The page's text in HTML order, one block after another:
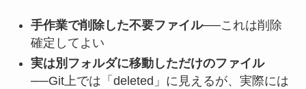
手作業で削除した不要ファイル──これは削除
確定してよい
実は別フォルダに移動しただけのファイル
──Git上では「deleted」に見えるが、実際には